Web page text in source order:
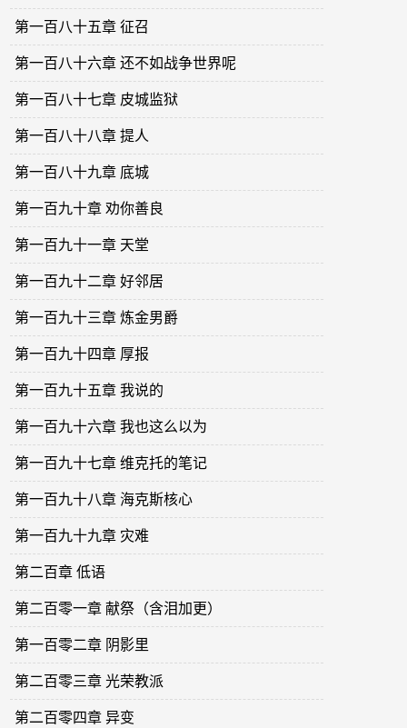
第一百八十五章 征召
第一百八十六章 还不如战争世界呢
第一百八十七章 皮城监狱
第一百八十八章 提人
第一百八十九章 底城
第一百九十章 劝你善良
第一百九十一章 天堂
第一百九十二章 好邻居
第一百九十三章 炼金男爵
第一百九十四章 厚报
第一百九十五章 我说的
第一百九十六章 我也这么以为
第一百九十七章 维克托的笔记
第一百九十八章 海克斯核心
第一百九十九章 灾难
第二百章 低语
第二百零一章 献祭（含泪加更）
第一百零二章 阴影里
第二百零三章 光荣教派
第二百零四章 异变